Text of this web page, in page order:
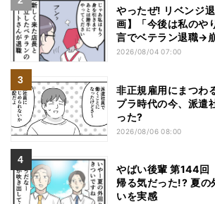
やったぜ! リベンジ
画】「今後は私のや
言でベテラン退職→
2026/08/04 07:00
非正規雇用にまつわ
プラ時代の今、派遣
った?
2026/08/06 08:00
やばい後輩 第144回
帰る気だった!? 夏の
いを実感